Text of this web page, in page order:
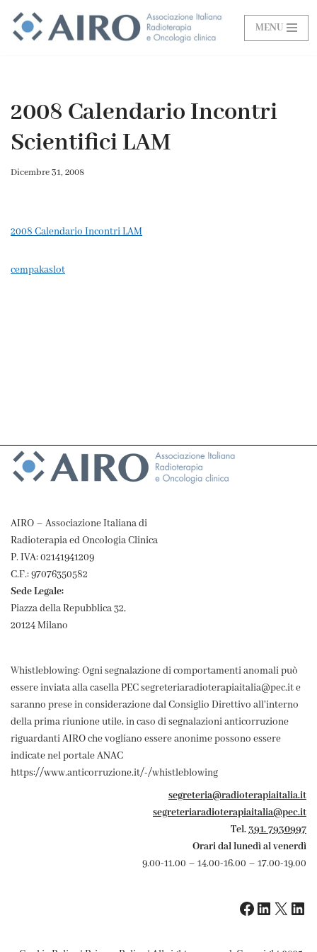
Vai
MENU
2008 Calendario Incontri
Scientifici LAM
Dicembre 31, 2008
2008 Calendario Incontri LAM
cempakaslot
AIRO – Associazione Italiana di
Radioterapia ed Oncologia Clinica
P. IVA: 02141941209
C.F.: 97076350582
Sede Legale:
Piazza della Repubblica 32,
20124 Milano
Whistleblowing: Ogni segnalazione di comportamenti anomali può
essere inviata alla casella PEC segreteriaradioterapiaitalia@pec.it e
saranno prese in considerazione dal Consiglio Direttivo all'interno
della prima riunione utile, in caso di segnalazioni anticorruzione
riguardanti AIRO che vogliano essere anonime possono essere
indicate nel portale ANAC
https://www.anticorruzione.it/-/whistleblowing
segreteria@radioterapiaitalia.it
segreteriaradioterapiaitalia@pec.it
Tel.391. 7930997
Orari dal lunedì al venerdì
9.00-11.00 – 14.00-16.00 – 17.00-19.00